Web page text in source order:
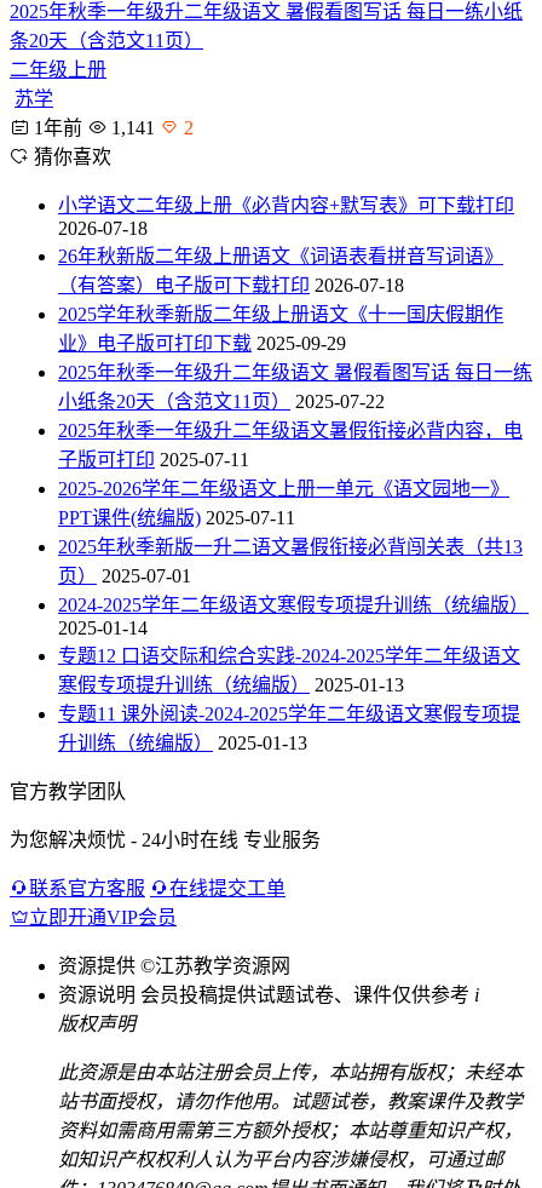
2025年秋季一年级升二年级语文 暑假看图写话 每日一练小纸
条20天（含范文11页）
二年级上册
苏学
1年前
1,141
2
猜你喜欢
小学语文二年级上册《必背内容+默写表》可下载打印
2026-07-18
26年秋新版二年级上册语文《词语表看拼音写词语》
（有答案）电子版可下载打印 2026-07-18
2025学年秋季新版二年级上册语文《十一国庆假期作
业》电子版可打印下载 2025-09-29
2025年秋季一年级升二年级语文 暑假看图写话 每日一练
小纸条20天（含范文11页）
2025-07-22
2025年秋季一年级升二年级语文暑假衔接必背内容，电
子版可打印 2025-07-11
2025-2026学年二年级语文上册一单元《语文园地一》
PPT课件(统编版) 2025-07-11
2025年秋季新版一升二语文暑假衔接必背闯关表（共13
页）
2025-07-01
2024-2025学年二年级语文寒假专项提升训练（统编版）
2025-01-14
专题12 口语交际和综合实践-2024-2025学年二年级语文
寒假专项提升训练（统编版）
2025-01-13
专题11 课外阅读-2024-2025学年二年级语文寒假专项提
升训练（统编版）
2025-01-13
官方教学团队
为您解决烦忧 - 24小时在线 专业服务
联系官方客服
在线提交工单
立即开通VIP会员
资源提供 ©江苏教学资源网
资源说明 会员投稿提供试题试卷、课件仅供参考 i
版权声明
此资源是由本站注册会员上传，本站拥有版权；未经本
站书面授权，请勿作他用。试题试卷，教案课件及教学
资料如需商用需第三方额外授权；本站尊重知识产权，
如知识产权权利人认为平台内容涉嫌侵权，可通过邮